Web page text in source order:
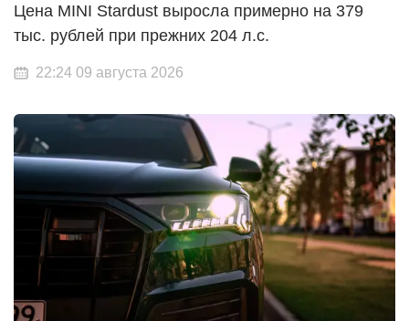
Цена MINI Stardust выросла примерно на 379
тыс. рублей при прежних 204 л.с.
22:24 09 августа 2026